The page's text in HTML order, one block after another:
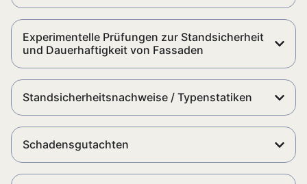
Experimentelle Prüfungen zur Standsicherheit
und Dauerhaftigkeit von Fassaden
Standsicherheitsnachweise / Typenstatiken
Schadensgutachten